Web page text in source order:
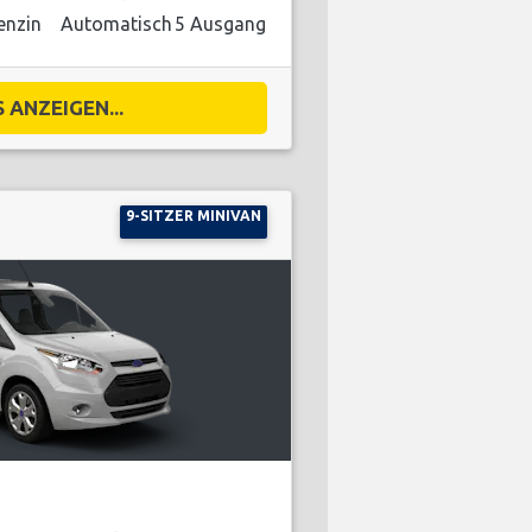
Automatisch 5 Ausgang
ANZEIGEN...
9-SITZER MINIVAN